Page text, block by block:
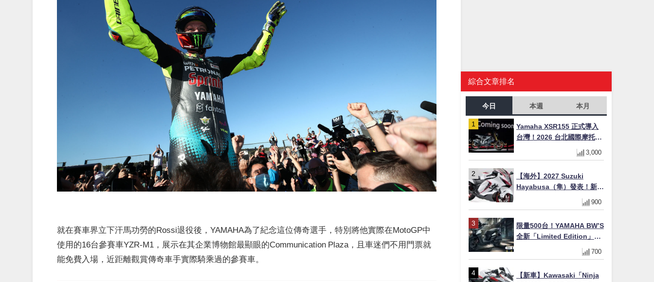
就在賽車界立下汗馬功勞的Rossi退役後，YAMAHA為了紀念這位傳奇選手，特別將他實際在MotoGP中
使用的16台參賽車YZR-M1，展示在其企業博物館最顯眼的Communication Plaza，且車迷們不用門票就
能免費入場，近距離觀賞傳奇車手實際騎乘過的參賽車。
綜合文章排名
今日 本週 本月
Yamaha XSR155 正式導入
台灣！2026 台北國際摩托車
展亮相，70 週年紀念版
YZF-R 系列限量追加販售
3,000
【海外】2027 Suzuki
Hayabusa（隼）發表！新增
Special Edition 特仕版，全
新珍珠白塗裝與專屬配備登
900
限量500台！YAMAHA BW’S
全新「Limited Edition」都
市探索限定色 GOOPiMADE
聯名包同步登場
700
【新車】Kawasaki「Ninja